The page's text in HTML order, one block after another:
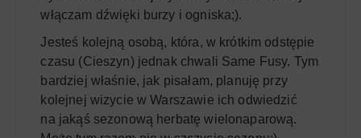
włączam dźwięki burzy i ogniska;).
Jesteś kolejną osobą, która, w krótkim odstępie
czasu (Cieszyn) jednak chwali Same Fusy. Tym
bardziej właśnie, jak pisałam, planuję przy
kolejnej wizycie w Warszawie ich odwiedzić
na jakąś sezonową herbatę wielonaparową.